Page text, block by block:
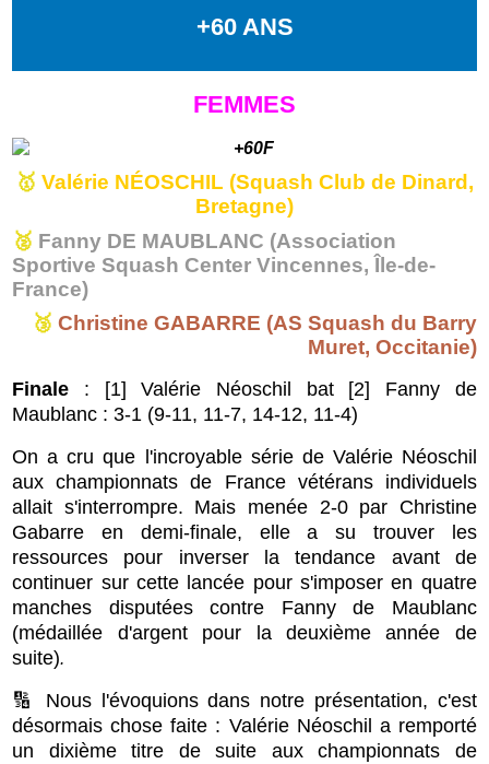
+60 ANS
FEMMES
🥇 Valérie NÉOSCHIL (Squash Club de Dinard,
Bretagne)
🥈 Fanny DE MAUBLANC (Association
Sportive Squash Center Vincennes, Île-de-
France)
🥉 Christine GABARRE (AS Squash du Barry
Muret, Occitanie)
Finale : [1] Valérie Néoschil bat [2] Fanny de
Maublanc : 3-1 (9-11, 11-7, 14-12, 11-4)
On a cru que l'incroyable série de Valérie Néoschil
aux championnats de France vétérans individuels
allait s'interrompre. Mais menée 2-0 par Christine
Gabarre en demi-finale, elle a su trouver les
ressources pour inverser la tendance avant de
continuer sur cette lancée pour s'imposer en quatre
manches disputées contre Fanny de Maublanc
(médaillée d'argent pour la deuxième année de
suite).
🔢 Nous l'évoquions dans notre présentation, c'est
désormais chose faite : Valérie Néoschil a remporté
un dixième titre de suite aux championnats de